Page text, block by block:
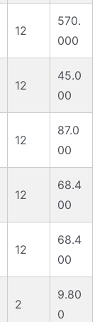
12
570.
000
12
45.0
00
12
87.0
00
12
68.4
00
12
68.4
00
2
9.80
0